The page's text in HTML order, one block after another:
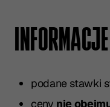
podane stawki
ceny nie